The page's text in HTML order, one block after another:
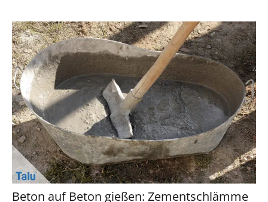
Beton auf Beton gießen: Zementschlämme